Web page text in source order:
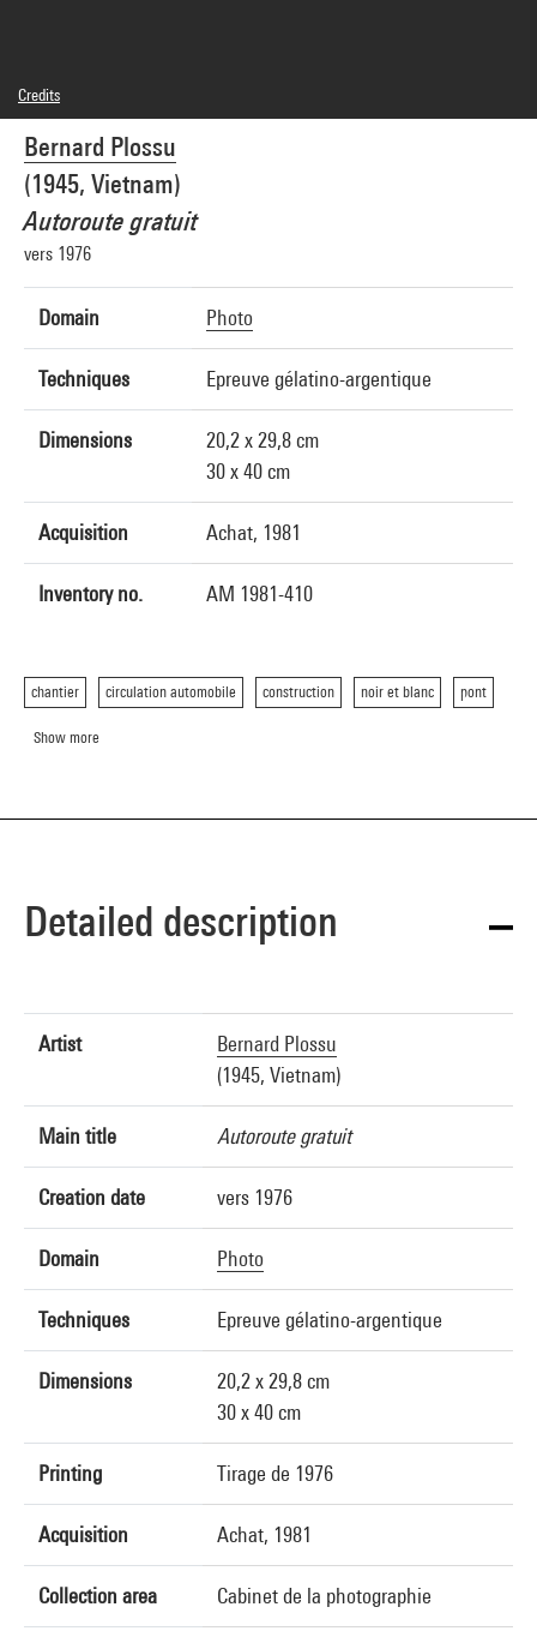
Bernard Plossu
(1945, Vietnam)
Autoroute gratuit
vers 1976
Domain Photo
Techniques Epreuve gélatino-argentique
Dimensions
20,2 x 29,8 cm
30 x 40 cm
Acquisition Achat, 1981
Inventory no. AM 1981-410
chantier circulation automobile construction noir et blanc pont
Show more
Credits
© Bernard Plossu
Photo credits : Centre Pompidou, MNAM-CCI/Hervé Véronèse/Dist. GrandPalaisRmn
Image reference : 4N51776
Image presentation :GrandPalaisRmnPhoto
Detailed description
Artist
Bernard Plossu
(1945, Vietnam)
Main title Autoroute gratuit
Creation date vers 1976
Domain Photo
Techniques Epreuve gélatino-argentique
Dimensions
20,2 x 29,8 cm
30 x 40 cm
Printing Tirage de 1976
Acquisition Achat, 1981
Collection area Cabinet de la photographie